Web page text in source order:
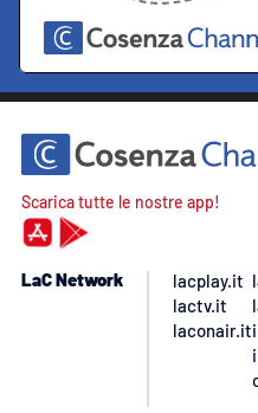
Scarica tutte le nostre app!
LaC Network
lacplay.it
lactv.it
laconair.it